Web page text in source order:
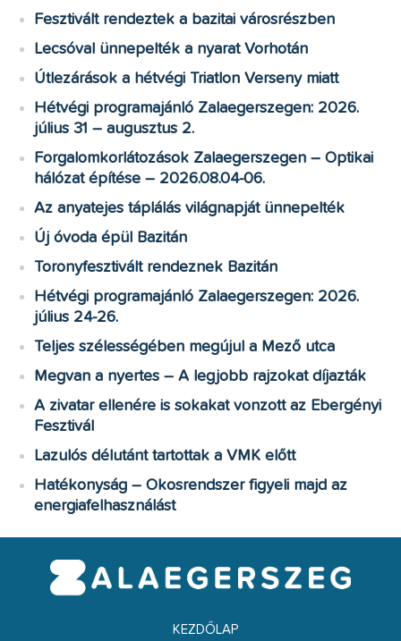
Fesztivált rendeztek a bazitai városrészben
Lecsóval ünnepelték a nyarat Vorhotán
Útlezárások a hétvégi Triatlon Verseny miatt
Hétvégi programajánló Zalaegerszegen: 2026.
július 31 – augusztus 2.
Forgalomkorlátozások Zalaegerszegen – Optikai
hálózat építése – 2026.08.04-06.
Az anyatejes táplálás világnapját ünnepelték
Új óvoda épül Bazitán
Toronyfesztivált rendeznek Bazitán
Hétvégi programajánló Zalaegerszegen: 2026.
július 24-26.
Teljes szélességében megújul a Mező utca
Megvan a nyertes – A legjobb rajzokat díjazták
A zivatar ellenére is sokakat vonzott az Ebergényi
Fesztivál
Lazulós délutánt tartottak a VMK előtt
Hatékonyság – Okosrendszer figyeli majd az
energiafelhasználást
KEZDŐLAP